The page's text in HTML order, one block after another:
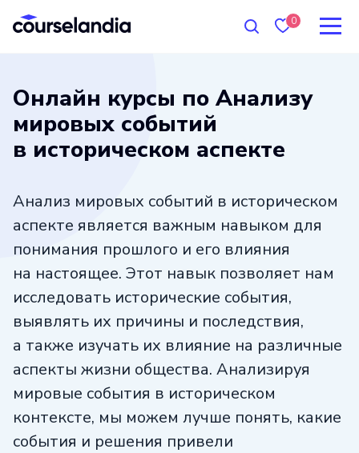
0
Онлайн курсы по Анализу
мировых событий
в историческом аспекте
Анализ мировых событий в историческом
аспекте является важным навыком для
понимания прошлого и его влияния
на настоящее. Этот навык позволяет нам
исследовать исторические события,
выявлять их причины и последствия,
а также изучать их влияние на различные
аспекты жизни общества. Анализируя
мировые события в историческом
контексте, мы можем лучше понять, какие
события и решения привели